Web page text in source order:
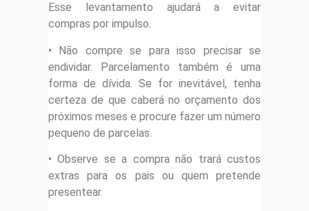
Esse levantamento ajudará a evitar
compras por impulso.
• Não compre se para isso precisar se
endividar. Parcelamento também é uma
forma de dívida. Se for inevitável, tenha
certeza de que caberá no orçamento dos
próximos meses e procure fazer um número
pequeno de parcelas.
• Observe se a compra não trará custos
extras para os pais ou quem pretende
presentear.